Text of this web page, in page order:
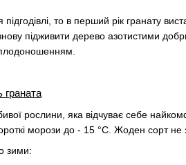
підгодівлі, то в перший рік гранату
підживити дерево азотистими
граната
рослини, яка відчуває себе
морози до - 15 °С. Жоден сорт не
зими: